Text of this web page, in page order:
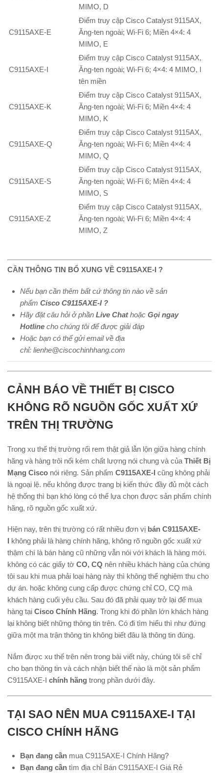
MIMO, D
C9115AXE-E
Điểm truy cập Cisco Catalyst 9115AX,
Ăng-ten ngoài; Wi-Fi 6; Miền 4×4: 4
MIMO, E
C9115AXE-I
Điểm truy cập Cisco Catalyst 9115AX,
Ăng-ten ngoài; Wi-Fi 6; 4×4: 4 MIMO, I
tên miền
C9115AXE-K
Điểm truy cập Cisco Catalyst 9115AX,
Ăng-ten ngoài; Wi-Fi 6; Miền 4×4: 4
MIMO, K
C9115AXE-Q
Điểm truy cập Cisco Catalyst 9115AX,
Ăng-ten ngoài; Wi-Fi 6; Miền 4×4: 4
MIMO, Q
C9115AXE-S
Điểm truy cập Cisco Catalyst 9115AX,
Ăng-ten ngoài; Wi-Fi 6; Miền 4×4: 4
MIMO, S
C9115AXE-Z
Điểm truy cập Cisco Catalyst 9115AX,
Ăng-ten ngoài; Wi-Fi 6; Miền 4×4: 4
MIMO, Z
CẦN THÔNG TIN BỔ XUNG VỀ C9115AXE-I ?
Nếu bạn cần thêm bất cứ thông tin nào về sản
phẩm Cisco C9115AXE-I ?
Hãy đặt câu hỏi ở phần Live Chathoặc Gọi ngay
Hotline cho chúng tôi để được giải đáp
Hoặc bạn có thể gửi email về địa
chỉ: lienhe@ciscochinhhang.com
CẢNH BÁO VỀ THIẾT BỊ CISCO
KHÔNG RÕ NGUỒN GỐC XUẤT XỨ
TRÊN THỊ TRƯỜNG
Trong xu thế thị trường rối rem thật giả lẫn lộn giữa hàng chính
hãng và hàng trôi nổi kém chất lượng nói chung và của Thiết Bị
Mạng Cisco nói riêng. Sản phẩm C9115AXE-I cũng không phải
là ngoại lệ. nếu không được trang bị kiến thức đầy đủ một cách
hệ thống thì bạn khó lòng có thể lựa chọn được sản phẩm chính
hãng, rõ nguồn gốc xuất xứ.
Hiện nay, trên thị trường có rất nhiều đơn vị bán C9115AXE-
I không phải là hàng chính hãng, không rõ nguồn gốc xuất xứ
thậm chí là bán hàng cũ những vẫn nói với khách là hàng mới.
không có các giấy tờ CO, CQ nên nhiều khách hàng của chúng
tôi sau khi mua phải loại hàng này thì không thể nghiệm thu cho
dự án. hoặc không cung cấp được chứng chỉ CO, CQ mà
khách hàng cuối yêu cầu. Sau đó đã phải quay trở lại để mua
hàng tại Cisco Chính Hãng. Trong khi đó phần lớn khách hàng
lại không biết những thông tin trên. Có đi tìm hiểu thì như đứng
giữa một ma trận thông tin không biết đâu là thông tin đúng.
Nắm được xu thế trên nên trong bài viết này, chúng tôi sẽ chỉ
cho bạn thông tin và cách nhận biết thế nào là một sản phẩm
C9115AXE-I chính hãng trong phần dưới đây.
TẠI SAO NÊN MUA C9115AXE-I TẠI
CISCO CHÍNH HÃNG
Bạn đang cần mua C9115AXE-I Chính Hãng?
Bạn đang cần tìm địa chỉ Bán C9115AXE-I Giá Rẻ